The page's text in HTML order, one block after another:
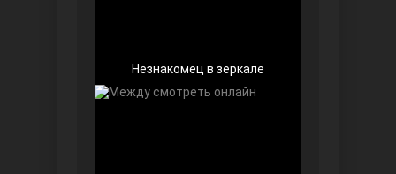
Незнакомец в зеркале